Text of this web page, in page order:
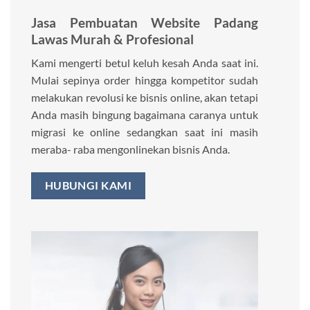
Jasa Pembuatan Website Padang
Lawas Murah & Profesional
Kami mengerti betul keluh kesah Anda saat ini.
Mulai sepinya order hingga kompetitor sudah
melakukan revolusi ke bisnis online, akan tetapi
Anda masih bingung bagaimana caranya untuk
migrasi ke online sedangkan saat ini masih
meraba- raba mengonlinekan bisnis Anda.
HUBUNGI KAMI